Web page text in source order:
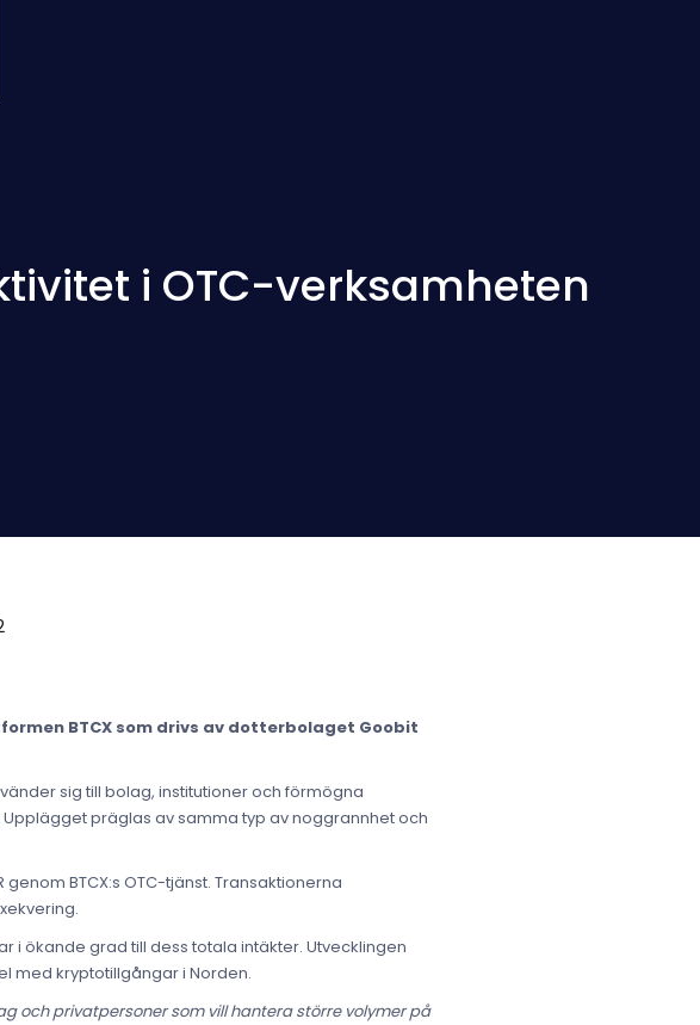
i OTC-verksamheten
BTCX som drivs av dotterbolaget Goobit
sig till bolag, institutioner och förmögna
präglas av samma typ av noggrannhet och
BTCX:s OTC-tjänst. Transaktionerna
i ökande grad till dess totala intäkter. Utvecklingen
med kryptotillgångar i Norden.
och privatpersoner som vill hantera större volymer på